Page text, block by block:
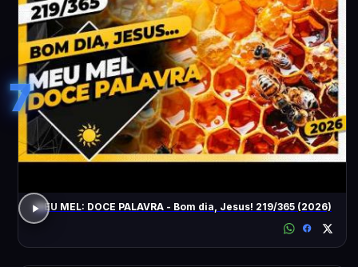
7
MEU MEL: DOCE PALAVRA - Bom dia, Jesus! 219/365 (2026)